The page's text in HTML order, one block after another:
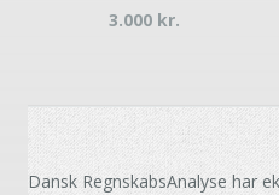
3.000 kr.
Dansk RegnskabsAnalyse har